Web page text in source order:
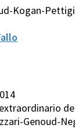
Kogan-
Genoud-